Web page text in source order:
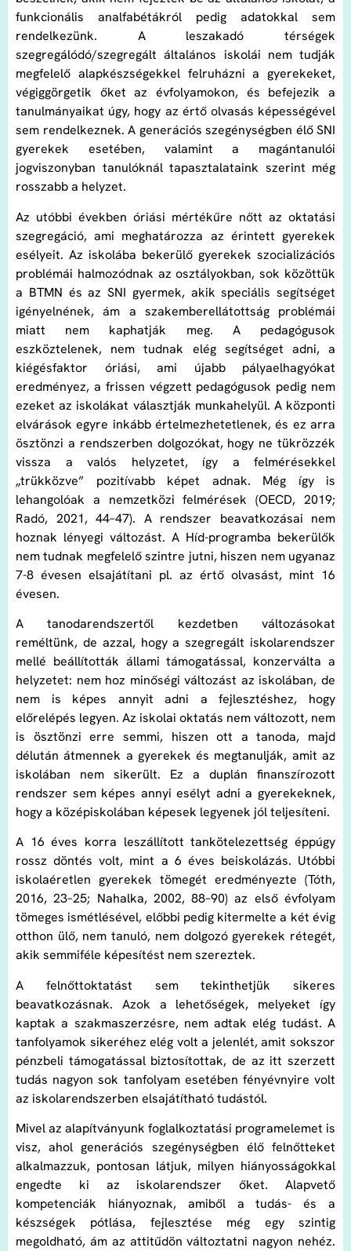
funkcionális analfabétákról pedig adatokkal sem
rendelkezünk. A leszakadó térségek
szegregálódó/szegregált általános iskolái nem tudják
megfelelő alapkészségekkel felruházni a gyerekeket,
végiggörgetik őket az évfolyamokon, és befejezik a
tanulmányaikat úgy, hogy az értő olvasás képességével
sem rendelkeznek. A generációs szegénységben élő SNI
gyerekek esetében, valamint a magántanulói
jogviszonyban tanulóknál tapasztalataink szerint még
rosszabb a helyzet.
Az utóbbi években óriási mértékűre nőtt az oktatási
szegregáció, ami meghatározza az érintett gyerekek
esélyeit. Az iskolába bekerülő gyerekek szocializációs
problémái halmozódnak az osztályokban, sok közöttük
a BTMN és az SNI gyermek, akik speciális segítséget
igényelnének, ám a szakemberellátottság problémái
miatt nem kaphatják meg. A pedagógusok
eszköztelenek, nem tudnak elég segítséget adni, a
kiégésfaktor óriási, ami újabb pályaelhagyókat
eredményez, a frissen végzett pedagógusok pedig nem
ezeket az iskolákat választják munkahelyül. A központi
elvárások egyre inkább értelmezhetetlenek, és ez arra
ösztönzi a rendszerben dolgozókat, hogy ne tükrözzék
vissza a valós helyzetet, így a felmérésekkel
„trükközve” pozitívabb képet adnak. Még így is
lehangolóak a nemzetközi felmérések (OECD, 2019;
Radó, 2021, 44–47). A rendszer beavatkozásai nem
hoznak lényegi változást. A Híd-programba bekerülők
nem tudnak megfelelő szintre jutni, hiszen nem ugyanaz
7-8 évesen elsajátítani pl. az értő olvasást, mint 16
évesen.
A tanodarendszertől kezdetben változásokat
reméltünk, de azzal, hogy a szegregált iskolarendszer
mellé beállították állami támogatással, konzerválta a
helyzetet: nem hoz minőségi változást az iskolában, de
nem is képes annyit adni a fejlesztéshez, hogy
előrelépés legyen. Az iskolai oktatás nem változott, nem
is ösztönzi erre semmi, hiszen ott a tanoda, majd
délután átmennek a gyerekek és megtanulják, amit az
iskolában nem sikerült. Ez a duplán finanszírozott
rendszer sem képes annyi esélyt adni a gyerekeknek,
hogy a középiskolában képesek legyenek jól teljesíteni.
A 16 éves korra leszállított tankötelezettség éppúgy
rossz döntés volt, mint a 6 éves beiskolázás. Utóbbi
iskolaéretlen gyerekek tömegét eredményezte (Tóth,
2016, 23–25; Nahalka, 2002, 88–90) az első évfolyam
tömeges ismétlésével, előbbi pedig kitermelte a két évig
otthon ülő, nem tanuló, nem dolgozó gyerekek rétegét,
akik semmiféle képesítést nem szereztek.
A felnőttoktatást sem tekinthetjük sikeres
beavatkozásnak. Azok a lehetőségek, melyeket így
kaptak a szakmaszerzésre, nem adtak elég tudást. A
tanfolyamok sikeréhez elég volt a jelenlét, amit sokszor
pénzbeli támogatással biztosítottak, de az itt szerzett
tudás nagyon sok tanfolyam esetében fényévnyire volt
az iskolarendszerben elsajátítható tudástól.
Mivel az alapítványunk foglalkoztatási programelemet is
visz, ahol generációs szegénységben élő felnőtteket
alkalmazzuk, pontosan látjuk, milyen hiányosságokkal
engedte ki az iskolarendszer őket. Alapvető
kompetenciák hiányoznak, amiből a tudás- és a
készségek pótlása, fejlesztése még egy szintig
megoldható, ám az attitűdön változtatni nagyon nehéz.